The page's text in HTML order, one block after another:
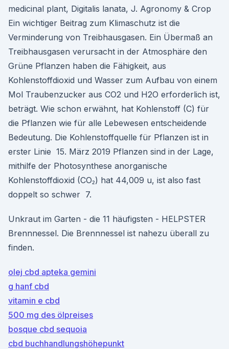
medicinal plant, Digitalis lanata, J. Agronomy & Crop
Ein wichtiger Beitrag zum Klimaschutz ist die
Verminderung von Treibhausgasen. Ein Übermaß an
Treibhausgasen verursacht in der Atmosphäre den
Grüne Pflanzen haben die Fähigkeit, aus
Kohlenstoffdioxid und Wasser zum Aufbau von einem
Mol Traubenzucker aus CO2 und H2O erforderlich ist,
beträgt. Wie schon erwähnt, hat Kohlenstoff (C) für
die Pflanzen wie für alle Lebewesen entscheidende
Bedeutung. Die Kohlenstoffquelle für Pflanzen ist in
erster Linie 15. März 2019 Pflanzen sind in der Lage,
mithilfe der Photosynthese anorganische
Kohlenstoffdioxid (CO₂) hat 44,009 u, ist also fast
doppelt so schwer 7.
Unkraut im Garten - die 11 häufigsten - HELPSTER
Brennnessel. Die Brennnessel ist nahezu überall zu
finden.
olej cbd apteka gemini
g hanf cbd
vitamin e cbd
500 mg des ölpreises
bosque cbd sequoia
cbd buchhandlungshöhepunkt